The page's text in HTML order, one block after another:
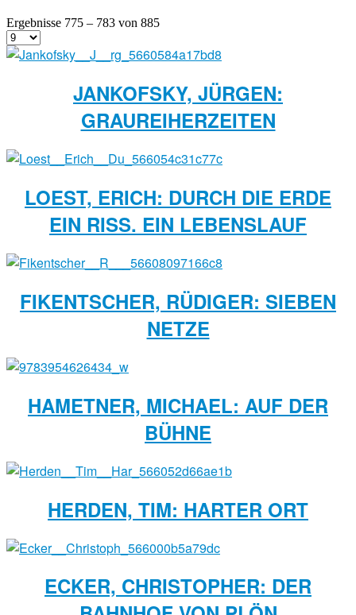
Ergebnisse 775 – 783 von 885
JANKOFSKY, JÜRGEN:
GRAUREIHERZEITEN
LOEST, ERICH: DURCH DIE ERDE
EIN RISS. EIN LEBENSLAUF
FIKENTSCHER, RÜDIGER: SIEBEN
NETZE
HAMETNER, MICHAEL: AUF DER
BÜHNE
HERDEN, TIM: HARTER ORT
ECKER, CHRISTOPHER: DER